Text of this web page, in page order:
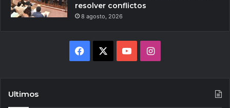
resolver conflictos
8 agosto, 2026
Facebook YouTubeInstagram
Ultimos